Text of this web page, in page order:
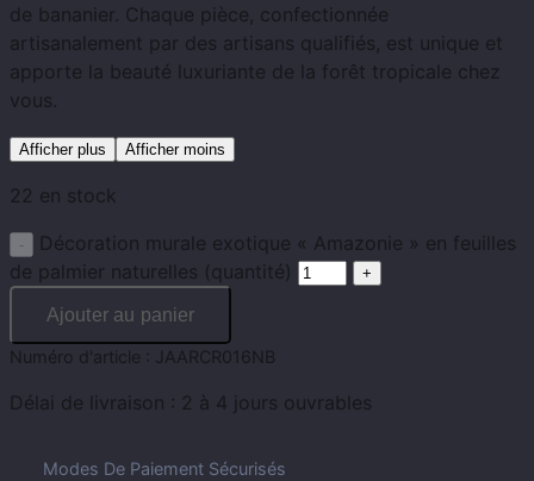
de bananier. Chaque pièce, confectionnée
artisanalement par des artisans qualifiés, est unique et
apporte la beauté luxuriante de la forêt tropicale chez
vous.
Afficher plus Afficher moins
22 en stock
Décoration murale exotique « Amazonie » en feuilles
de palmier naturelles (quantité)
Ajouter au panier
Numéro d'article : JAARCR016NB
Délai de livraison : 2 à 4 jours ouvrables
Modes De Paiement Sécurisés